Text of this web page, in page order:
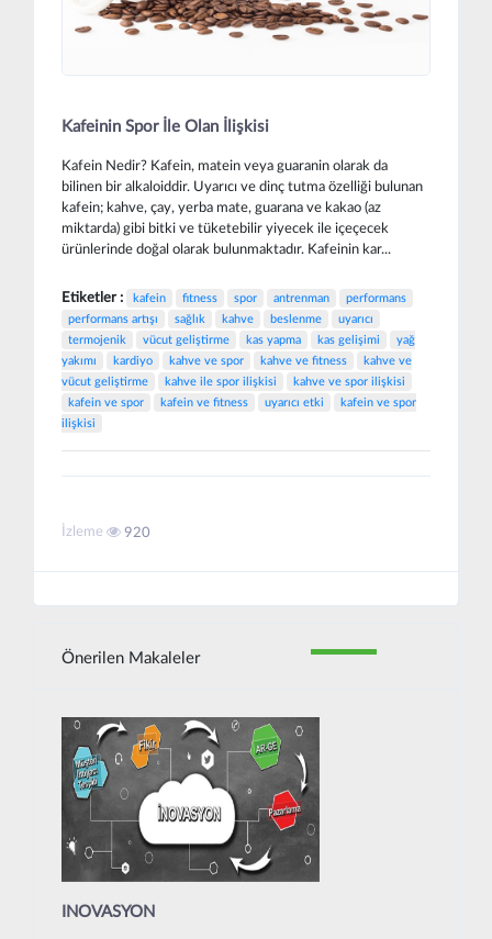
Kafeinin Spor İle Olan İlişkisi
Kafein Nedir? Kafein, matein veya guaranin olarak da
bilinen bir alkaloiddir. Uyarıcı ve dinç tutma özelliği bulunan
kafein; kahve, çay, yerba mate, guarana ve kakao (az
miktarda) gibi bitki ve tüketebilir yiyecek ile içeçecek
ürünlerinde doğal olarak bulunmaktadır. Kafeinin kar...
Etiketler : kafein fitness spor antrenman
performans
performans artışı
sağlık kahve beslenme
uyarıcı
termojenik
vücut geliştirme kas yapma kas gelişimi
yağ
yakımı
kardiyo kahve ve spor kahve ve fitness
kahve ve
vücut geliştirme
kahve ile spor ilişkisi
kahve ve spor ilişkisi
kafein ve spor
kafein ve fitness uyarıcı etki
kafein ve spor
ilişkisi
İzleme 920
Önerilen Makaleler
INOVASYON